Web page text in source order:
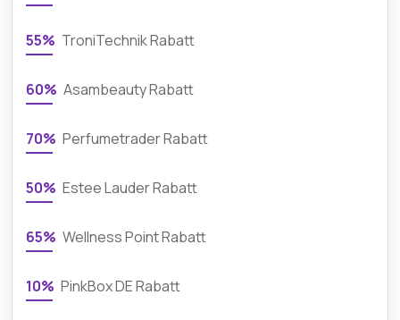
55% TroniTechnik Rabatt
60% Asambeauty Rabatt
70% Perfumetrader Rabatt
50% Estee Lauder Rabatt
65% Wellness Point Rabatt
10% PinkBox DE Rabatt